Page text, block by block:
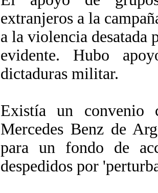
extranjeros a la
a la violencia desatada
evidente. Hubo
dictaduras militar.
Existía un
Mercedes Benz de
para un fondo de
despedidos por